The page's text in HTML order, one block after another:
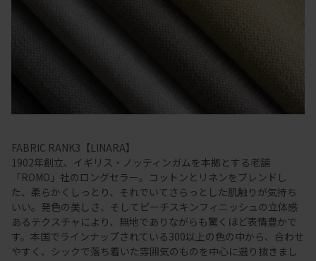
FABRIC RANK3【LINARA】
1902年創立、イギリス・ノッティンガムを本拠とする老舗
「ROMO」社のロングセラー。コットンとリネンをブレンドし
た、柔らかくしっとり、それでいてさらっとした肌触りが気持ち
いい。発色の美しさ、そしてピーチスキンフィニッシュの立体感
あるテクスチャにより、無地でありながらも驚くほど表情豊かで
す。本国でラインナップされている300以上の色の中から、合わせ
やすく、シックで落ち着いた雰囲気のものを中心に選り抜きまし